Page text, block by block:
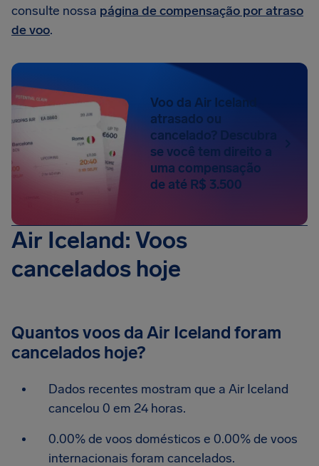
consulte nossa página de compensação por atraso
de voo.
Voo da Air Iceland
atrasado ou
cancelado? Descubra
se você tem direito a
uma compensação
de até R$ 3.500
Air Iceland: Voos
cancelados hoje
Quantos voos da Air Iceland foram
cancelados hoje?
Dados recentes mostram que a Air Iceland
cancelou 0 em 24 horas.
0.00% de voos domésticos e 0.00% de voos
internacionais foram cancelados.